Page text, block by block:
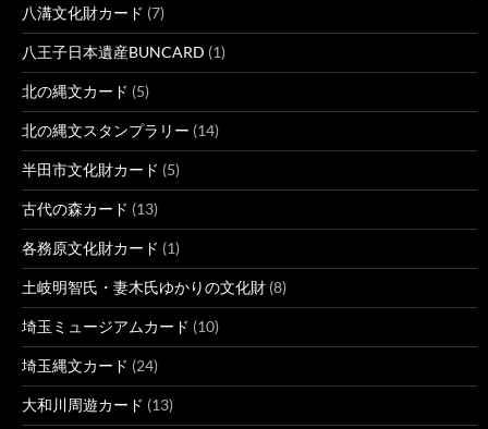
八溝文化財カード (7)
八王子日本遺産BUNCARD (1)
北の縄文カード (5)
北の縄文スタンプラリー (14)
半田市文化財カード (5)
古代の森カード (13)
各務原文化財カード (1)
土岐明智氏・妻木氏ゆかりの文化財 (8)
埼玉ミュージアムカード (10)
埼玉縄文カード (24)
大和川周遊カード (13)